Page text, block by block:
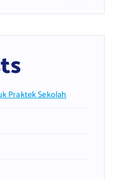
Praktek Sekolah